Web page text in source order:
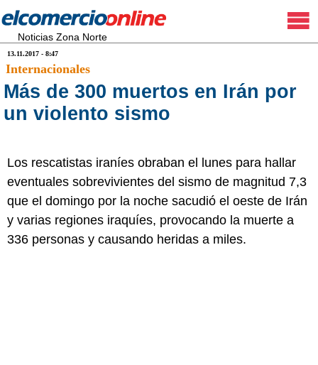
Noticias Zona Norte
13.11.2017 - 8:47
Internacionales
Más de 300 muertos en Irán por
un violento sismo
Los rescatistas iraníes obraban el lunes para hallar
eventuales sobrevivientes del sismo de magnitud 7,3
que el domingo por la noche sacudió el oeste de Irán
y varias regiones iraquíes, provocando la muerte a
336 personas y causando heridas a miles.